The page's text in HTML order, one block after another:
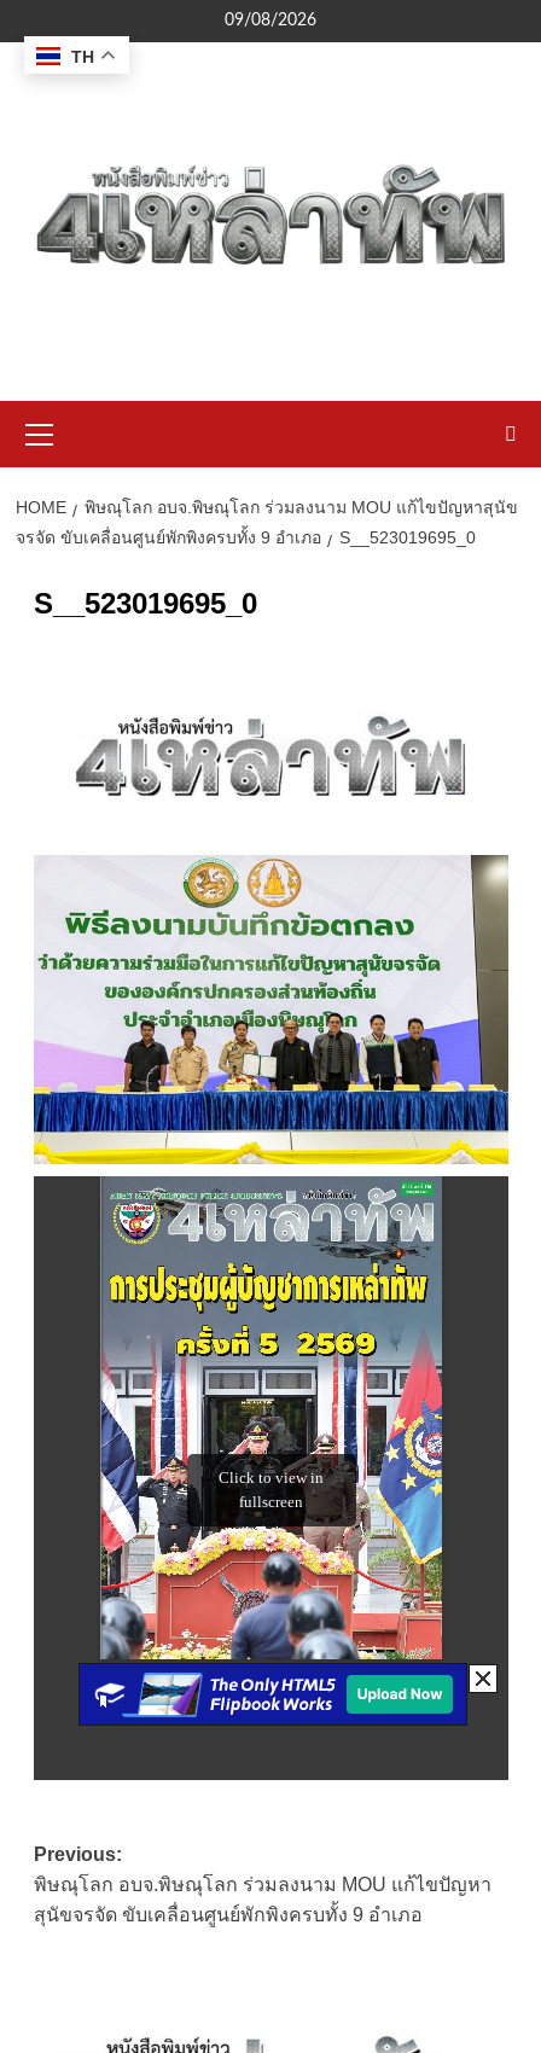
to
content
09/08/2026
Menu
HOME
พิษณุโลก อบจ.พิษณุโลก ร่วมลงนาม MOU แก้ไขปัญหาสุนัข
จรจัด ขับเคลื่อนศูนย์พักพิงครบทั้ง 9 อำเภอ
S__523019695_0
S__523019695_0
Post
navigation
Previous:
พิษณุโลก อบจ.พิษณุโลก ร่วมลงนาม MOU แก้ไขปัญหา
สุนัขจรจัด ขับเคลื่อนศูนย์พักพิงครบทั้ง 9 อำเภอ
TH